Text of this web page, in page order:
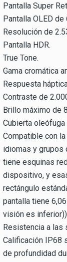
Pantalla Super
Pantalla OLED
Resolución de
Pantalla HDR.
True Tone.
Gama cromática
Respuesta
Contraste de
Brillo máximo de
Cubierta oleófuga
Compatible con
idiomas y grupos
tiene esquinas
dispositivo, y
rectángulo
pantalla tiene
visión es
Resistencia a las
Calificación IP68
de profundidad